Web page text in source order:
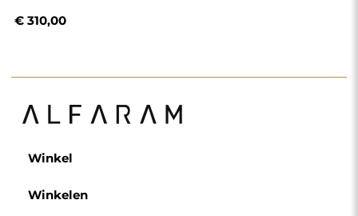
€ 310,00
Winkel
Winkelen